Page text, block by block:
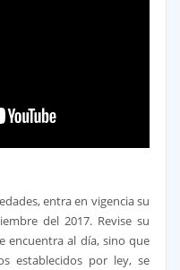
entra en vigencia su
del 2017. Revise su
encuentra al día, sino que
establecidos por ley, se